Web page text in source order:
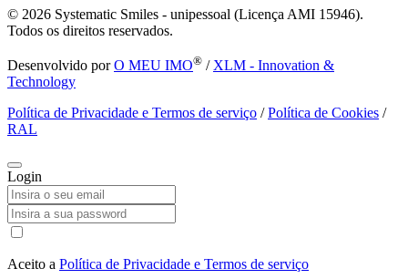
© 2026 Systematic Smiles - unipessoal (Licença AMI 15946).
Todos os direitos reservados.
Desenvolvido porO MEU IMO® / XLM - Innovation &
Technology
Política de Privacidade e Termos de serviço /Política de Cookies /
RAL
Login
Aceito a Política de Privacidade e Termos de serviço